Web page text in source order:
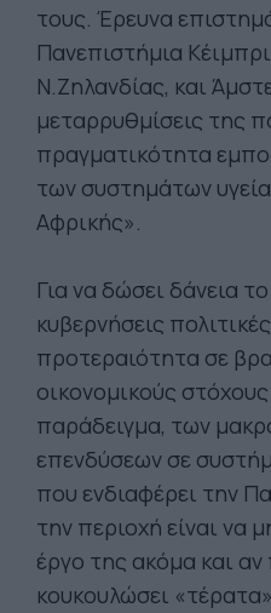
τους. Έρευνα
Πανεπιστήμια
Ν.Ζηλανδίας, και
μεταρρυθμίσεις της
πραγματικότητα
των συστημάτων
Αφρικής».
Για να δώσει δάνεια
κυβερνήσεις
προτεραιότητα σε
οικονομικούς στόχους
παράδειγμα, των
επενδύσεων σε
που ενδιαφέρει την
την περιοχή είναι να
έργο της ακόμα και αν
κουκουλώσει